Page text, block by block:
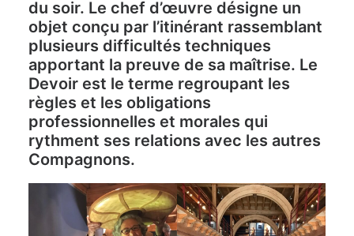
du soir. Le chef d’œuvre désigne un
objet conçu par l’itinérant rassemblant
plusieurs difficultés techniques
apportant la preuve de sa maîtrise. Le
Devoir est le terme regroupant les
règles et les obligations
professionnelles et morales qui
rythment ses relations avec les autres
Compagnons.